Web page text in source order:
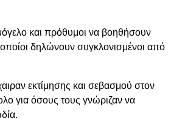
και πρόθυμοι να βοηθήσουν
δηλώνουν συγκλονισμένοι από
εκτίμησης και σεβασμού στον
για όσους τους γνώριζαν να